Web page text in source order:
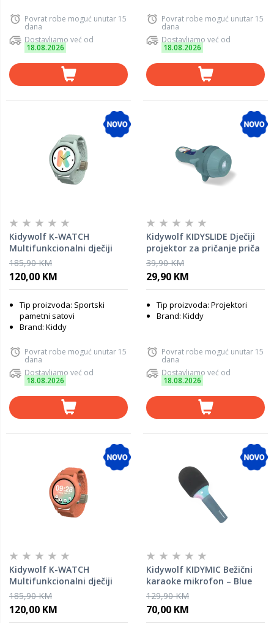
Povrat robe moguć unutar 15
dana
Dostavljamo već od
18.08.2026
Povrat robe moguć unutar 15
dana
Dostavljamo već od
18.08.2026
Kidywolf K-WATCH
Multifunkcionalni dječiji
pametni sat – Green
185,90 KM
120,00 KM
Tip proizvoda: Sportski
pametni satovi
Brand: Kiddy
Povrat robe moguć unutar 15
dana
Dostavljamo već od
18.08.2026
Kidywolf KIDYSLIDE Dječiji
projektor za pričanje priča
- Adventure
39,90 KM
29,90 KM
Tip proizvoda: Projektori
Brand: Kiddy
Povrat robe moguć unutar 15
dana
Dostavljamo već od
18.08.2026
Kidywolf K-WATCH
Multifunkcionalni dječiji
pametni sat – Coral
185,90 KM
120,00 KM
Kidywolf KIDYMIC Bežični
karaoke mikrofon – Blue
129,90 KM
70,00 KM